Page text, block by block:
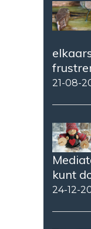
21-08-
kunt
24-12-